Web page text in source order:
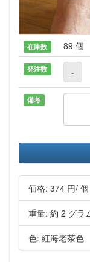
在庫数 89 個
発注数 -
備考
価格: 374 円/ 個
重量: 約 2 グラ
色: 紅海老茶色